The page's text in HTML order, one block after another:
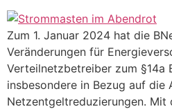
Zum 1. Januar 2024 hat die
Veränderungen für
Verteilnetzbetreiber zum §14a
insbesondere in Bezug auf die
Netzentgeltreduzierungen. Mit